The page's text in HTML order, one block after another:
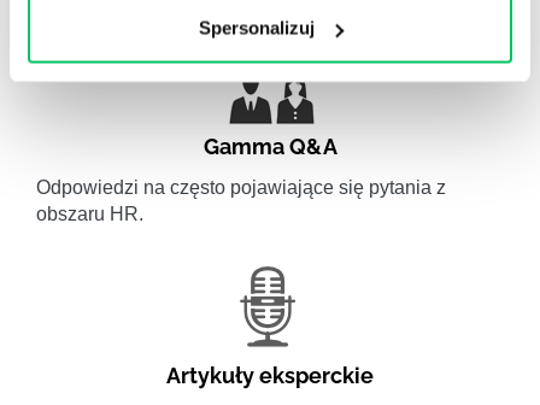
Spersonalizuj
Gamma Q&A
Odpowiedzi na często pojawiające się pytania z
obszaru HR.
Artykuły eksperckie